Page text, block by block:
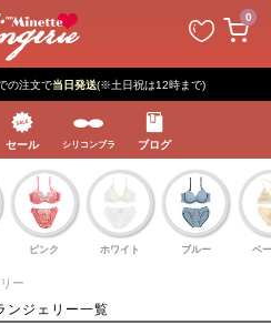
0
の注文で当日発送(※土日祝は12時まで)
セール シリコンブラ ブログ
ピンク ホワイト ブルー ベ
ー
ンジェリー一覧
ペー
ジト